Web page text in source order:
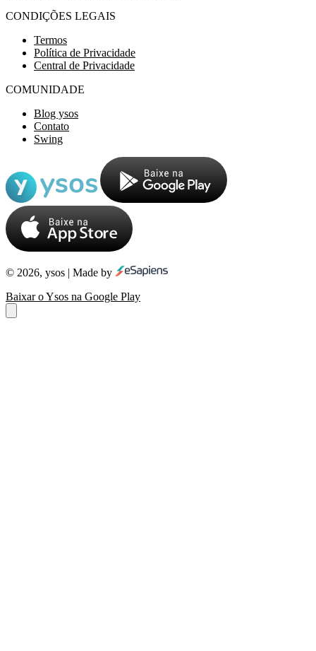
CONDIÇÕES LEGAIS
Termos
Política de Privacidade
Central de Privacidade
COMUNIDADE
Blog ysos
Contato
Swing
© 2026, ysos | Made by
Baixar o Ysos na Google Play